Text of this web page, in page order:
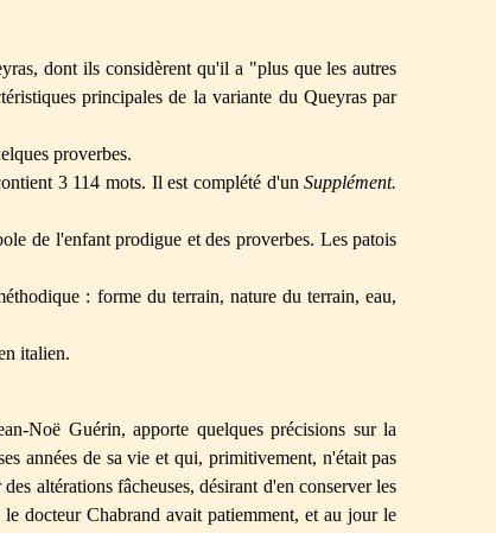
dont ils considèrent qu'il a "plus que les autres
principales de la variante du Queyras par
proverbes.
3 114 mots. Il est complété d'unSupplément.
de l'enfant prodigue et des proverbes. Les patois
: forme du terrain, nature du terrain, eau,
italien.
Noë Guérin, apporte quelques précisions sur la
années de sa vie et qui, primitivement, n'était pas
altérations fâcheuses, désirant d'en conserver les
docteur Chabrand avait patiemment, et au jour le